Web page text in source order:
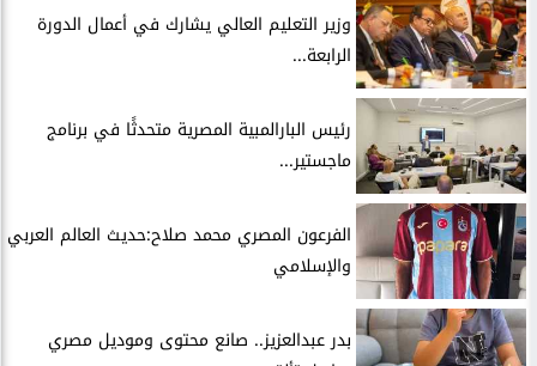
وزير التعليم العالي يشارك في أعمال الدورة
الرابعة...
رئيس البارالمبية المصرية متحدثًا في برنامج
ماجستير...
الفرعون المصري محمد صلاح:حديث العالم العربي
والإسلامي
بدر عبدالعزيز.. صانع محتوى وموديل مصري